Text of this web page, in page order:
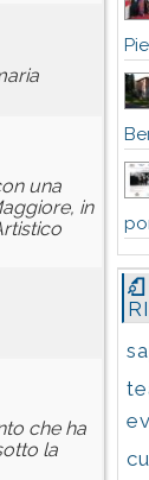
una
in
che ha
la